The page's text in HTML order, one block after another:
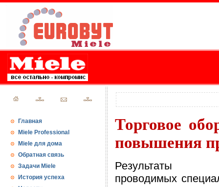
Главная
Miele Professional
Miele для дома
Обратная связь
Задачи Miele
История успеха
Торговое
повышения
Результаты
проводимых